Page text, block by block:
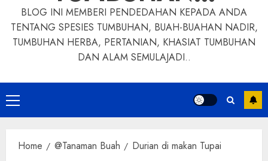
BLOG INI MEMBERI PENDEDAHAN KEPADA ANDA
TENTANG SPESIES TUMBUHAN, BUAH-BUAHAN NADIR,
TUMBUHAN HERBA, PERTANIAN, KHASIAT TUMBUHAN
DAN ALAM SEMULAJADI..
Primary
Menu
Home @Tanaman Buah Durian di makan Tupai